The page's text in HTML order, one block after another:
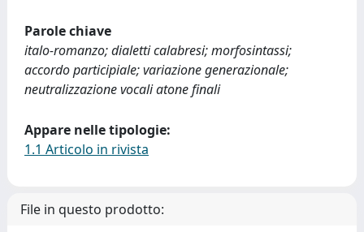
Parole chiave
italo-romanzo; dialetti calabresi; morfosintassi;
accordo participiale; variazione generazionale;
neutralizzazione vocali atone finali
Appare nelle tipologie:
1.1 Articolo in rivista
File in questo prodotto: